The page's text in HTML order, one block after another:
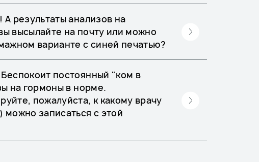
А результаты анализов на
высылайте на почту или можно
варианте с синей печатью?
постоянный "ком в
на гормоны в норме.
пожалуйста, к какому врачу
можно записаться с этой